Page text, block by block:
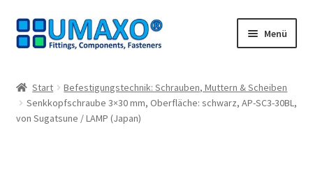
Zur
Navigation
Zum
Inhalt
Menü
AGB
Start
Befestigungstechnik: Schrauben, Muttern & Scheiben
Senkkopfschraube 3×30 mm, Oberfläche: schwarz, AP-SC3-30BL,
von Sugatsune / LAMP (Japan)